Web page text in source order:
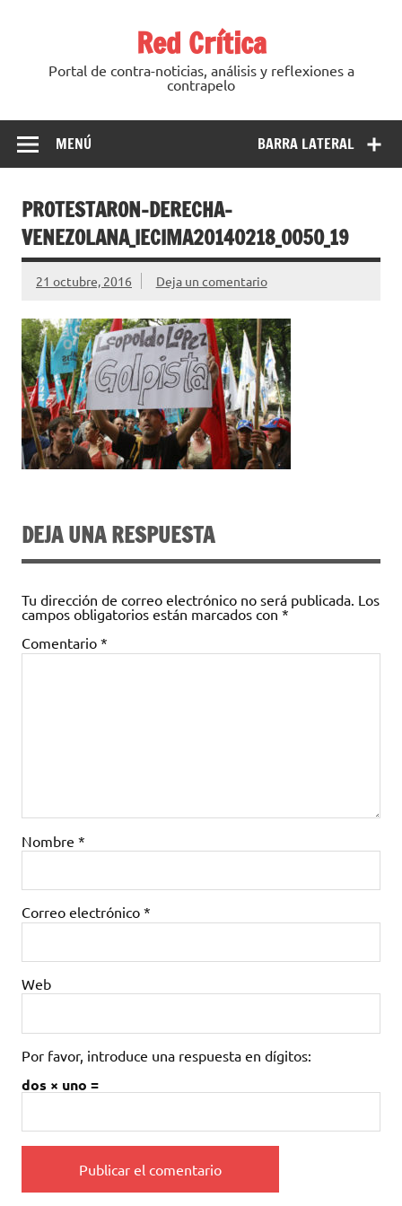
Red Crítica
Portal de contra-noticias, análisis y reflexiones a
contrapelo
BARRA LATERAL
MENÚ
PROTESTARON-DERECHA-
VENEZOLANA_IECIMA20140218_0050_19
21 octubre, 2016 Deja un comentario
DEJA UNA RESPUESTA
Tu dirección de correo electrónico no será publicada. Los
campos obligatorios están marcados con *
Comentario *
Nombre *
Correo electrónico *
Web
Por favor, introduce una respuesta en dígitos:
dos × uno =